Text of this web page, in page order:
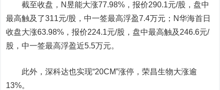
截至收盘，N昱能大涨77.98%，报价290.1元/股，盘中
最高触及了311元/股，中一签最高浮盈7.4万元；N华海首日
收盘大涨63.98%，报价224.1元/股，盘中最高触及246.6元/
股，中一签最高浮盈近5.5万元。
此外，深科达也实现“20CM”涨停，荣昌生物大涨逾
13%。